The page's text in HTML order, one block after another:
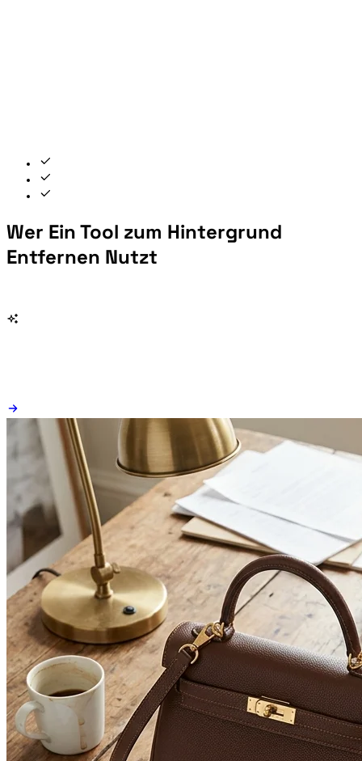
Wer Ein Tool zum Hintergrund
Entfernen Nutzt